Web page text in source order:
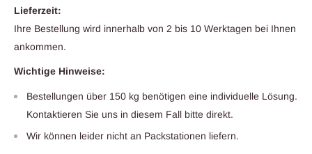
Lieferzeit:
Ihre Bestellung wird innerhalb von 2 bis 10 Werktagen bei Ihnen
ankommen.
Wichtige Hinweise:
Bestellungen über 150 kg benötigen eine individuelle Lösung.
Kontaktieren Sie uns in diesem Fall bitte direkt.
Wir können leider nicht an Packstationen liefern.